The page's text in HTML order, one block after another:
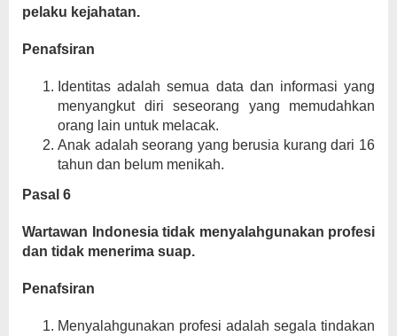
pelaku kejahatan.
Penafsiran
Identitas adalah semua data dan informasi yang
menyangkut diri seseorang yang memudahkan
orang lain untuk melacak.
Anak adalah seorang yang berusia kurang dari 16
tahun dan belum menikah.
Pasal 6
Wartawan Indonesia tidak menyalahgunakan profesi
dan tidak menerima suap.
Penafsiran
Menyalahgunakan profesi adalah segala tindakan